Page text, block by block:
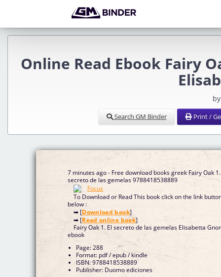
Online Read Ebook Fairy
Search GM Binder Print /
7 minutes ago - Free download books greek Fairy Oak
secreto de las gemelas 9788418538889
To Download or Read This book click on the link
below :
➡ [Download book]
➡ [Read online book]
Fairy Oak 1. El secreto de las gemelas Elisabetta
ebook
Page: 288
Format: pdf / epub / kindle
ISBN: 9788418538889
Publisher: Duomo ediciones